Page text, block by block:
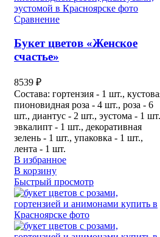
Сравнение
Букет цветов «Женское
счастье»
8539 ₽
Состава: гортензия - 1 шт.,
пионовидная роза - 4 шт., роза - 6
шт., диантус - 2 шт., эустома - 1
эвкалипт - 1 шт., декоративная
зелень - 1 шт., упаковка - 1 шт.,
лента - 1 шт.
В избранное
В корзину
Быстрый просмотр